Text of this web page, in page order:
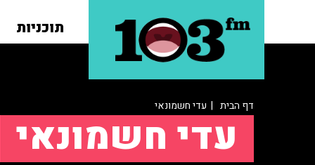
תוכניות
דף הבית | עדי חשמונאי
עדי חשמונאי